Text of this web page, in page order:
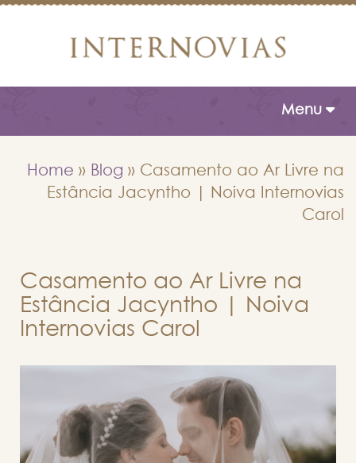
Toggle
Menu
Home » Blog » Casamento ao Ar Livre na
Estância Jacyntho | Noiva Internovias
Carol
Casamento ao Ar Livre na
Estância Jacyntho | Noiva
Internovias Carol